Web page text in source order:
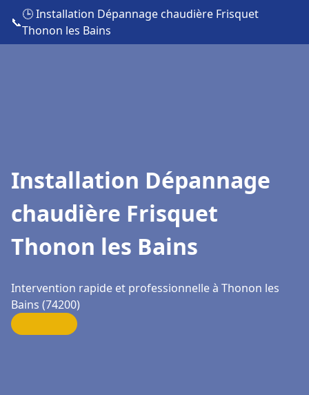
📞
🕒 Installation Dépannage chaudière Frisquet
Thonon les Bains
Installation Dépannage
chaudière Frisquet
Thonon les Bains
Intervention rapide et professionnelle à Thonon les
Bains (74200)